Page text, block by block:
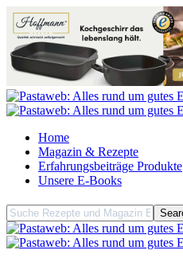
Home
Magazin & Rezepte
Erfahrungsbeiträge Produkte
Unsere E-Books